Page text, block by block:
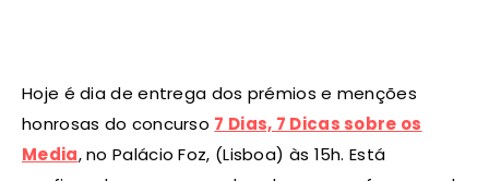
Hoje é dia de entrega dos prémios e menções
honrosas do concurso 7 Dias, 7 Dicas sobre os
Media, no Palácio Foz, (Lisboa) às 15h. Está